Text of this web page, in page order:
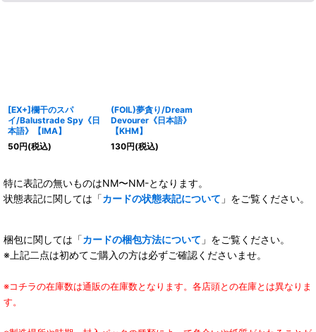
[EX+]欄干のスパ
イ/Balustrade Spy《日
本語》【IMA】
50円(税込)
(FOIL)夢貪り/Dream
Devourer《日本語》
【KHM】
130円(税込)
特に表記の無いものはNM〜NM-となります。
状態表記に関しては「カードの状態表記について 」をご覧ください。
梱包に関しては「カードの梱包方法について 」をご覧ください。
※上記二点は初めてご購入の方は必ずご確認くださいませ。
※コチラの在庫数は通販の在庫数となります。各店頭との在庫とは異なりま
す。